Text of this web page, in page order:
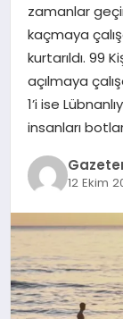
SAĞLIK
DÜNYA
EĞITIM
zamanlar
kaçmaya
kurtarıldı. 99
açılmaya
1’i ise
insanları
12 Ekim